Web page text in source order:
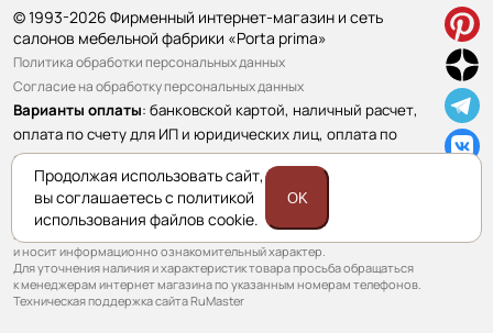
© 1993-2026 Фирменный интернет-магазин и сеть
салонов мебельной фабрики «Porta prima»
Политика обработки персональных данных
Согласие на обработку персональных данных
Варианты оплаты: банковской картой, наличный расчет,
оплата по счету для ИП и юридических лиц, оплата по
ссылке.Подробнее>>
Приведенная на сайте информация не является публичной офертой
и носит информационно ознакомительный характер.
Для уточнения наличия и характеристик товара просьба обращаться
к менеджерам интернет магазина по указанным номерам телефонов.
Техническая поддержка сайта RuMaster
Продолжая использовать сайт,
вы соглашаетесь с политикой
использования файлов cookie.
OK